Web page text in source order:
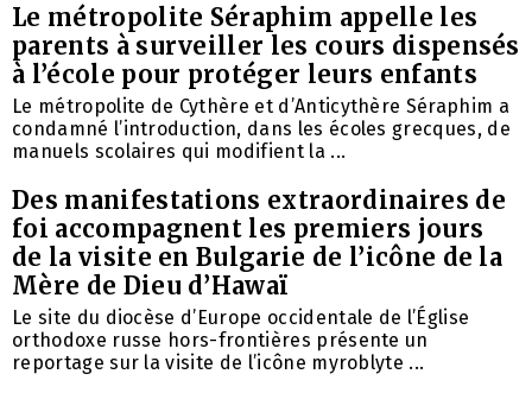
Le métropolite Séraphim appelle les
parents à surveiller les cours dispensés
à l’école pour protéger leurs enfants
Le métropolite de Cythère et d’Anticythère Séraphim a
condamné l’introduction, dans les écoles grecques, de
manuels scolaires qui modifient la ...
Des manifestations extraordinaires de
foi accompagnent les premiers jours
de la visite en Bulgarie de l’icône de la
Mère de Dieu d’Hawaï
Le site du diocèse d’Europe occidentale de l’Église
orthodoxe russe hors-frontières présente un
reportage sur la visite de l’icône myroblyte ...